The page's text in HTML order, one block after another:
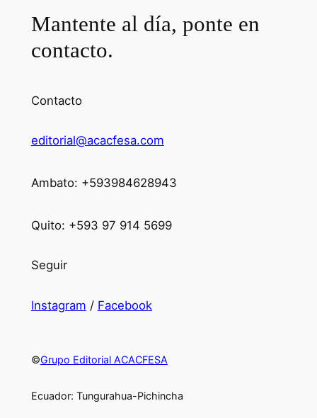
Mantente al día, ponte en
contacto.
Contacto
editorial@acacfesa.com
Ambato: +593984628943
Quito: +593 97 914 5699
Seguir
Instagram / Facebook
©Grupo Editorial ACACFESA
Ecuador: Tungurahua-Pichincha